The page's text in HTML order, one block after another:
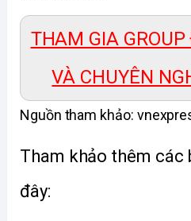
THAM GIA
VÀ CHUYÊN
Nguồn tham khảo:
Tham khảo thêm các
đây: